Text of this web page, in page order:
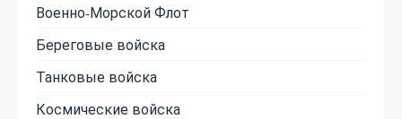
Военно-Морской Флот
Береговые войска
Танковые войска
Космические войска